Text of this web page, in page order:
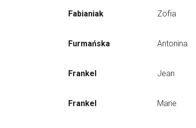
Fabianiak Zofia
Furmańska Antonina
Frankel Jean
Frankel Marie